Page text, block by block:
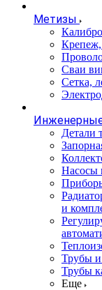
Метизы
Крепеж,
Сваи
Сетка,
Детали
Насосы
и
Трубы
Трубы
Еще